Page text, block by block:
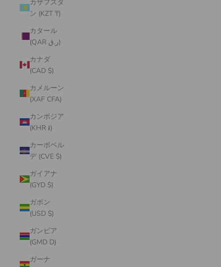
カザフスタ
ン (KZT ₸)
カタール
(QAR ر.ق)
カナダ
(CAD $)
カメルーン
(XAF CFA)
カンボジア
(KHR ៛)
カーボベル
デ (CVE $)
ガイアナ
(GYD $)
ガボン
(USD $)
ガンビア
(GMD D)
ガーナ